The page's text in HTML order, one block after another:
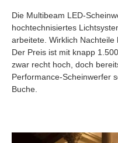
Die Multibeam LED-
hochtechnisiertes
arbeitete. Wirklich Nachteile
Der Preis ist mit knapp
zwar recht hoch, doch
Performance-Scheinwerfer
Buche.